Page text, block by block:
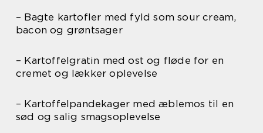
– Bagte kartofler med fyld som sour cream,
bacon og grøntsager
– Kartoffelgratin med ost og fløde for en
cremet og lækker oplevelse
– Kartoffelpandekager med æblemos til en
sød og salig smagsoplevelse